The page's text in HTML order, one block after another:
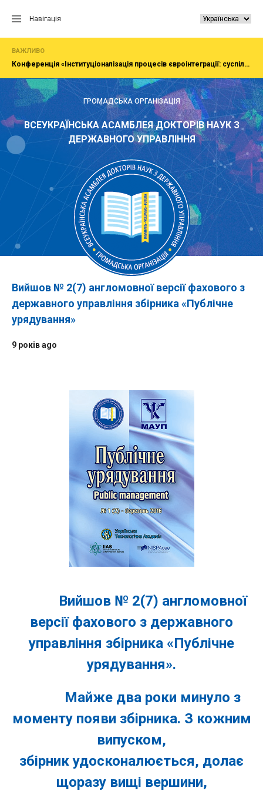
Навігація
ВАЖЛИВО
Конференція «Інституціоналізація процесів євроінтеграції: суспільство, економіка, адміністрування»
ГРОМАДСЬКА ОРГАНІЗАЦІЯ
ВСЕУКРАЇНСЬКА АСАМБЛЕЯ ДОКТОРІВ НАУК З
ДЕРЖАВНОГО УПРАВЛІННЯ
Вийшов № 2(7) англомовної версії фахового з
державного управління збірника «Публічне
урядування»
9 років ago
Вийшов № 2(7) англомовної
версії фахового з державного
управління збірника «Публічне
урядування».
Майже два роки минуло з
моменту появи збірника. З кожним
випуском,
збірник удосконалюється, долає
щоразу вищі вершини,